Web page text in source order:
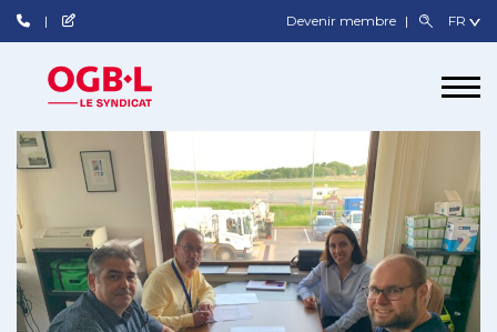
Devenir membre